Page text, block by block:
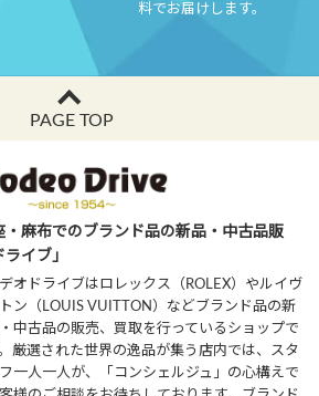
料でお届けします。
PAGE TOP
麻布でのブランド品の新品・中古品販
イブ」
オドライブはロレックス（ROLEX）やルイヴ
ン（LOUIS VUITTON）などブランド品の新
中古品の販売、買取を行っているショップで
厳選された世界の逸品が集う店内では、スタ
一人一人が、「コンシェルジュ」の心構えで